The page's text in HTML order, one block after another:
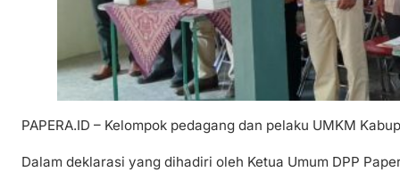
PAPERA.ID – Kelompok pedagang dan pelaku UMKM
Dalam deklarasi yang dihadiri oleh Ketua Umum DPP